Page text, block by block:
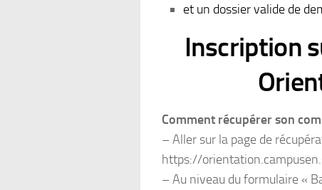
et un dossier valide de
Inscription
Comment récupérer son
– Aller sur la page de
https://
– Au niveau du formulaire «